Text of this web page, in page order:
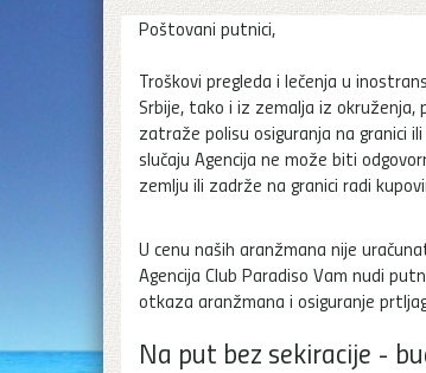
Poštovani putnici,
Troškovi pregleda i lečenja u
Srbije, tako i iz zemalja iz
zatraže polisu osiguranja na granici
slučaju Agencija ne može biti
zemlju ili zadrže na granici radi
U cenu naših aranžmana nije
Agencija Club Paradiso Vam nudi
otkaza aranžmana i osiguranje
Na put bez sekiracije -